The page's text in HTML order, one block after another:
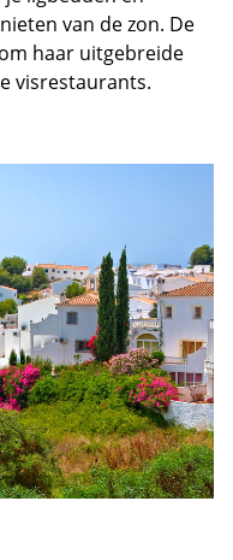
van de zon. De
haar uitgebreide
visrestaurants.